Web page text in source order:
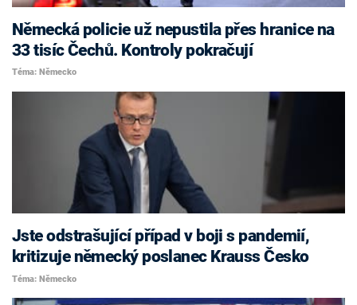
Německá policie už nepustila přes hranice na
33 tisíc Čechů. Kontroly pokračují
Téma: Německo
Jste odstrašující případ v boji s pandemií,
kritizuje německý poslanec Krauss Česko
Téma: Německo